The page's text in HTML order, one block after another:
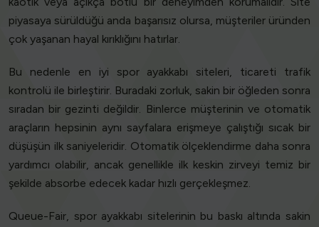
piyasaya sürüldüğü anda başarısız olursa, müşteriler üründen
çok yaşanan hayal kırıklığını hatırlar.
Bu nedenle en iyi spor ayakkabı siteleri, ticareti trafik
kontrolü ile birleştirir. Buradaki zorluk, sakin bir öğleden sonra
sıradan bir gezinti değildir. Binlerce müşterinin ve otomatik
araçların hepsinin aynı sayfalara erişmeye çalıştığı sıcak bir
düşüşün ilk saniyeleridir. Otomatik ölçeklendirme daha sonra
yardımcı olabilir, ancak genellikle ilk keskin zirveyi temiz bir
şekilde absorbe edecek kadar hızlı gerçekleşmez.
Queue-Fair, spor ayakkabı sitelerinin bu baskı altında sakin